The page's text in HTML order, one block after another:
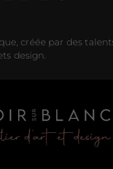
créée par des
design.